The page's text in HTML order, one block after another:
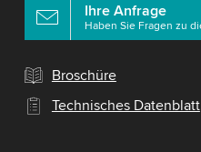
Ihre Anfrage
Broschüre
Technisches Datenblatt